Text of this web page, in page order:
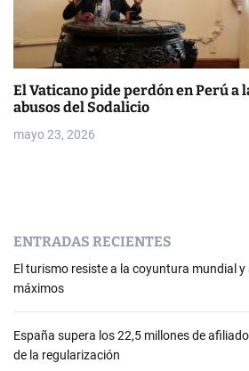
El Vaticano pide perdón en Perú a
abusos del Sodalicio
mayo 23, 2026
ENTRADAS RECIENTES
El turismo resiste a la coyuntura mundial
máximos
España supera los 22,5 millones de
de la regularización